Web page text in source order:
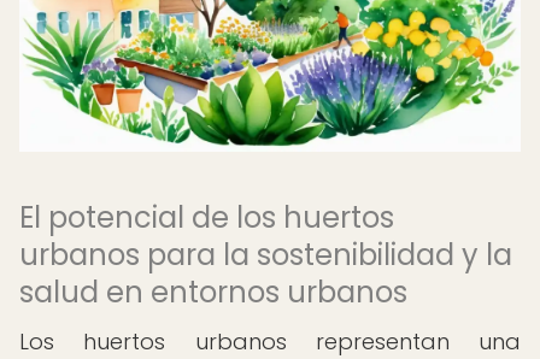
El potencial de los huertos
urbanos para la sostenibilidad y la
salud en entornos urbanos
Los huertos urbanos representan una